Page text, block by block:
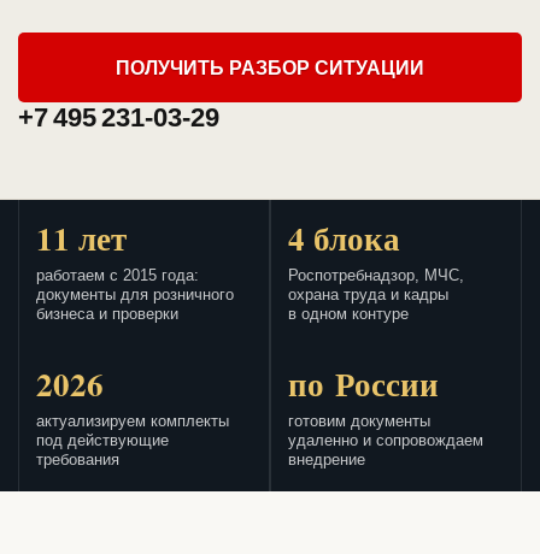
ПОЛУЧИТЬ РАЗБОР СИТУАЦИИ
+7 495 231-03-29
11 лет
работаем с 2015 года:
документы для розничного
бизнеса и проверки
4 блока
Роспотребнадзор, МЧС,
охрана труда и кадры
в одном контуре
2026
актуализируем комплекты
под действующие
требования
по России
готовим документы
удаленно и сопровождаем
внедрение